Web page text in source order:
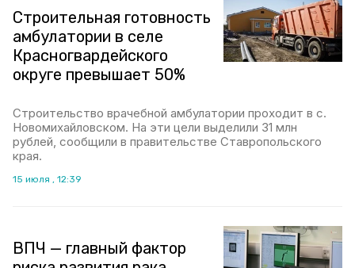
Строительная готовность
амбулатории в селе
Красногвардейского
округе превышает 50%
Строительство врачебной амбулатории проходит в с.
Новомихайловском. На эти цели выделили 31 млн
рублей, сообщили в правительстве Ставропольского
края.
15 июля , 12:39
ВПЧ — главный фактор